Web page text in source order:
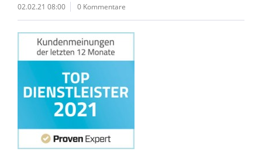
02.02.21 08:00 0 Kommentare